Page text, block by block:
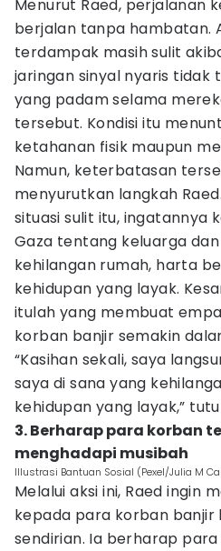
Menurut Raed, perjalanan
berjalan tanpa hambatan.
terdampak masih sulit
jaringan sinyal nyaris tidak
yang padam selama
tersebut. Kondisi itu
ketahanan fisik maupun
Namun, keterbatasan
menyurutkan langkah
situasi sulit itu, ingatannya
Gaza tentang keluarga
kehilangan rumah, harta
kehidupan yang layak.
itulah yang membuat
korban banjir semakin
“Kasihan sekali, saya
saya di sana yang
kehidupan yang layak,”
3. Berharap para korban
menghadapi musibah
Illustrasi Bantuan Sosial (Pexel/Julia M
Melalui aksi ini, Raed ingin
kepada para korban
sendirian. Ia berharap